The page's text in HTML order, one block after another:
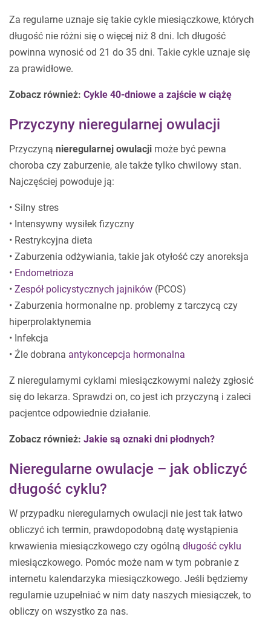
Za regularne uznaje się takie cykle miesiączkowe, których
długość nie różni się o więcej niż 8 dni. Ich długość
powinna wynosić od 21 do 35 dni. Takie cykle uznaje się
za prawidłowe.
Zobacz również: Cykle 40-dniowe a zajście w ciążę
Przyczyny nieregularnej owulacji
Przyczyną nieregularnej owulacji może być pewna
choroba czy zaburzenie, ale także tylko chwilowy stan.
Najczęściej powoduje ją:
• Silny stres
• Intensywny wysiłek fizyczny
• Restrykcyjna dieta
• Zaburzenia odżywiania, takie jak otyłość czy anoreksja
• Endometrioza
• Zespół policystycznych jajników (PCOS)
• Zaburzenia hormonalne np. problemy z tarczycą czy
hiperprolaktynemia
• Infekcja
• Źle dobrana antykoncepcja hormonalna
Z nieregularnymi cyklami miesiączkowymi należy zgłosić
się do lekarza. Sprawdzi on, co jest ich przyczyną i zaleci
pacjentce odpowiednie działanie.
Zobacz również: Jakie są oznaki dni płodnych?
Nieregularne owulacje – jak obliczyć
długość cyklu?
W przypadku nieregularnych owulacji nie jest tak łatwo
obliczyć ich termin, prawdopodobną datę wystąpienia
krwawienia miesiączkowego czy ogólną długość cyklu
miesiączkowego. Pomóc może nam w tym pobranie z
internetu kalendarzyka miesiączkowego. Jeśli będziemy
regularnie uzupełniać w nim daty naszych miesiączek, to
obliczy on wszystko za nas.